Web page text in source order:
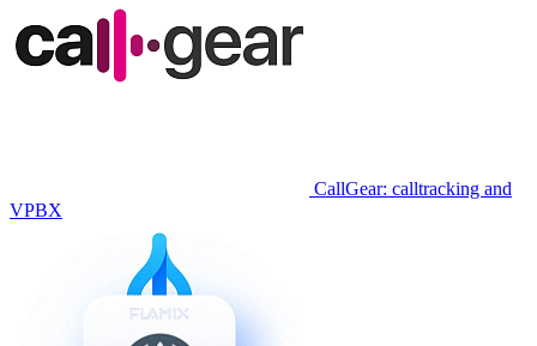
CallGear: calltracking and
VPBX